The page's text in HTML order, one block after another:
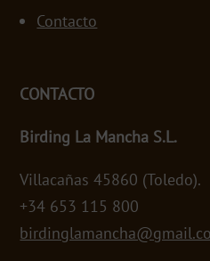
Contacto
CONTACTO
Birding La Mancha S.L.
Villacañas 45860 (Toledo).
+34 653 115 800